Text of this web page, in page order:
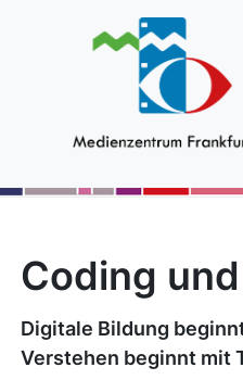
Coding
Digitale Bildung
Verstehen beginnt mit